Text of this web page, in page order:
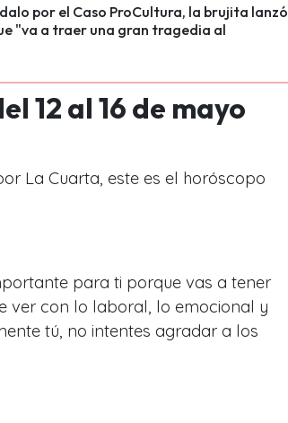
por el Caso ProCultura, la brujita lanzó
"va a traer una gran tragedia al
12 al 16 de mayo
La Cuarta, este es el horóscopo
para ti porque vas a tener
ver con lo laboral, lo emocional y
tú, no intentes agradar a los